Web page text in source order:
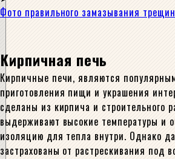
Фото правильного замазывания
Кирпичная печь
Кирпичные печи, являются
приготовления пищи и украшения
сделаны из кирпича и строительного
выдерживают высокие температуры и
изоляцию для тепла внутри. Однако
застрахованы от растрескивания под